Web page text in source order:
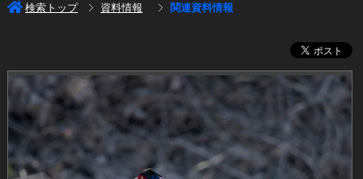
検索トップ 資料情報 関連資料情報